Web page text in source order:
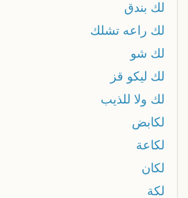
لك بندق
لك راعه تشلك
لك شو
لك ليكو قز
لك ولا للذيب
لكابض
لكاعة
لكان
لكة